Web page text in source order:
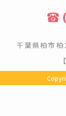
千葉県柏市柏